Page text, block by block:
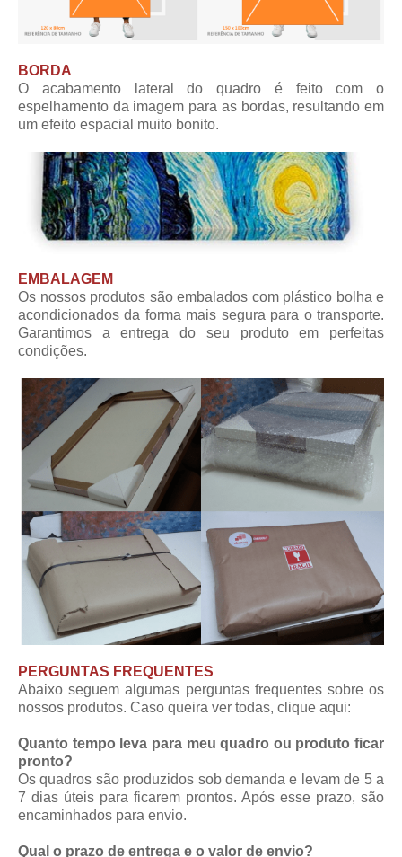
BORDA
O acabamento lateral do quadro é feito com o
espelhamento da imagem para as bordas, resultando em
um efeito espacial muito bonito.
EMBALAGEM
Os nossos produtos são embalados com plástico bolha e
acondicionados da forma mais segura para o transporte.
Garantimos a entrega do seu produto em perfeitas
condições.
PERGUNTAS FREQUENTES
Abaixo seguem algumas perguntas frequentes sobre os
nossos produtos. Caso queira ver todas, clique aqui:
Quanto tempo leva para meu quadro ou produto ficar
pronto?
Os quadros são produzidos sob demanda e levam de 5 a
7 dias úteis para ficarem prontos. Após esse prazo, são
encaminhados para envio.
Qual o prazo de entrega e o valor de envio?